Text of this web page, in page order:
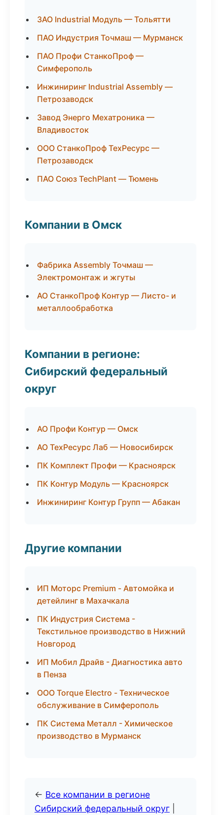
ЗАО Industrial Модуль — Тольятти
ПАО Индустрия Точмаш — Мурманск
ПАО Профи СтанкоПроф —
Симферополь
Инжиниринг Industrial Assembly —
Петрозаводск
Завод Энерго Мехатроника —
Владивосток
ООО СтанкоПроф ТехРесурс —
Петрозаводск
ПАО Союз TechPlant — Тюмень
Компании в Омск
Фабрика Assembly Точмаш —
Электромонтаж и жгуты
АО СтанкоПроф Контур — Листо- и
металлообработка
Компании в регионе:
Сибирский федеральный
округ
АО Профи Контур — Омск
АО ТехРесурс Лаб — Новосибирск
ПК Комплект Профи — Красноярск
ПК Контур Модуль — Красноярск
Инжиниринг Контур Групп — Абакан
Другие компании
ИП Моторс Premium - Автомойка и
детейлинг в Махачкала
ПК Индустрия Система -
Текстильное производство в Нижний
Новгород
ИП Мобил Драйв - Диагностика авто
в Пенза
ООО Torque Electro - Техническое
обслуживание в Симферополь
ПК Система Металл - Химическое
производство в Мурманск
← Все компании в регионе
Сибирский федеральный округ